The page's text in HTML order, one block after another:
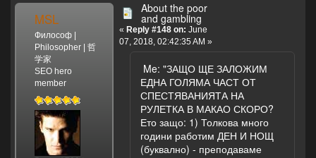
MSL
Философ |
Philosopher | 哲
学家
SEO hero
member
About the poor
and gambling
« Reply #148 on: June
07, 2018, 02:42:35 AM »
Me: "ЗАЩО ЩЕ ЗАЛОЖИМ
ЕДНА ГОЛЯМА ЧАСТ ОТ
СПЕСТЯВАНИЯТА НА
РУЛЕТКА В МАКАО СКОРО?
Ето защо: 1) Толкова много
години работим ДЕН И НОЩ
(буквално) - преподаваме